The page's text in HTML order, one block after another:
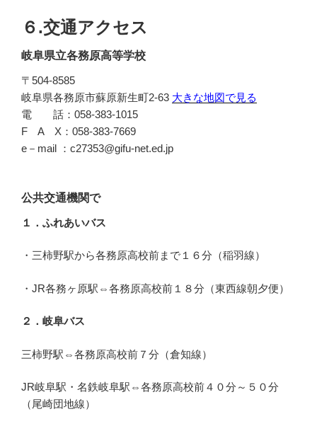
６.交通アクセス
岐阜県立各務原高等学校
〒504-8585
岐阜県各務原市蘇原新生町2-63 大きな地図で見る
電 話：058-383-1015
F A X：058-383-7669
e－mail ：c27353@gifu-net.ed.jp
公共交通機関で
１．ふれあいバス
・三柿野駅から各務原高校前まで１６分（稲羽線）
・JR各務ヶ原駅⇔各務原高校前１８分（東西線朝夕便）
２．岐阜バス
三柿野駅⇔各務原高校前７分（倉知線）
JR岐阜駅・名鉄岐阜駅⇔各務原高校前４０分～５０分
（尾崎団地線）